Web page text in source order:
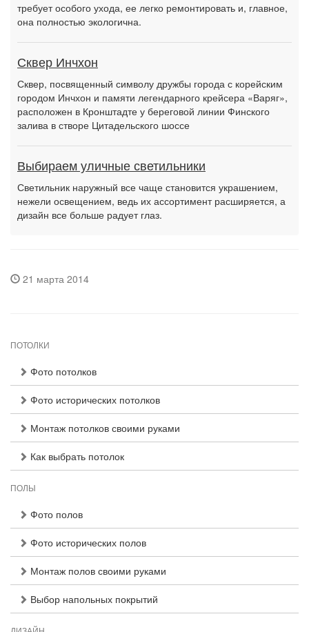
требует особого ухода, ее легко ремонтировать и, главное,
она полностью экологична.
Сквер Инчхон
Сквер, посвященный символу дружбы города с корейским
городом Инчхон и памяти легендарного крейсера «Варяг»,
расположен в Кронштадте у береговой линии Финского
залива в створе Цитадельского шоссе
Выбираем уличные светильники
Светильник наружный все чаще становится украшением,
нежели освещением, ведь их ассортимент расширяется, а
дизайн все больше радует глаз.
21 марта 2014
ПОТОЛКИ
Фото потолков
Фото исторических потолков
Монтаж потолков своими руками
Как выбрать потолок
ПОЛЫ
Фото полов
Фото исторических полов
Монтаж полов своими руками
Выбор напольных покрытий